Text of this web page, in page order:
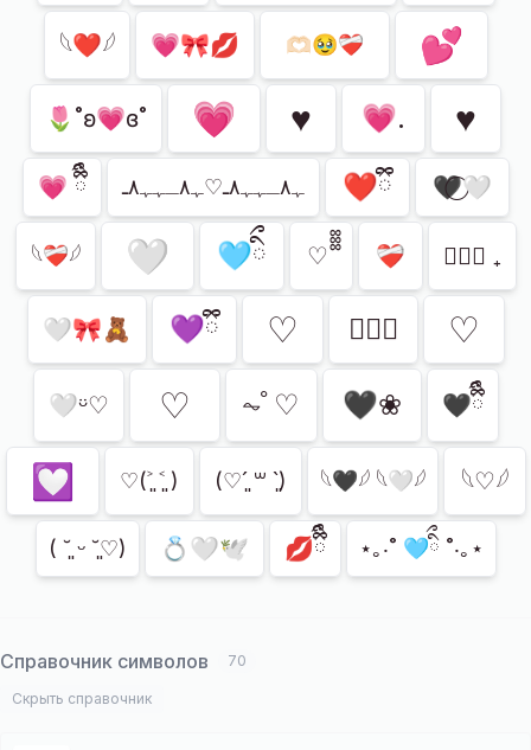
𓆩❤︎𓆪 💗🎀💋 🫶🏻🥹❤️‍🩹 💕
🌷˚ʚ💗ɞ˚ 💗 ♥️ 💗. ♥︎
💗 ྀིྀི ﮩ٨ـﮩﮩ٨ـ♡ﮩ٨ـﮩﮩ٨ـ ❤️ྀི 🖤⃝🤍
𓆩❤️‍🩹𓆪 🤍 🩵ིྀ ♡ ᪲᪲᪲ ❤️‍🩹 ㅤ♡ྀི ₊
🤍🎀🧸 💜ྀི ⁠♡ ♡ྀི ♡︎
🤍ㅤᵕ̈♡︎ ♡ ⏦ﾟ♡︎ 🖤❀ 🖤ྀིྀི
💟 ♡(˃͈ ˂͈ ) (♡ˊ͈ ꒳ ˋ͈) 𓆩🖤𓆪 𓆩🤍𓆪 𓆩♡𓆪
( ˘͈ ᵕ ˘͈♡) 💍🤍🕊️ 💋ྀིྀི ⋆｡‧˚ 🩵ིྀ ˚‧｡⋆
Справочник символов 70
Скрыть справочник